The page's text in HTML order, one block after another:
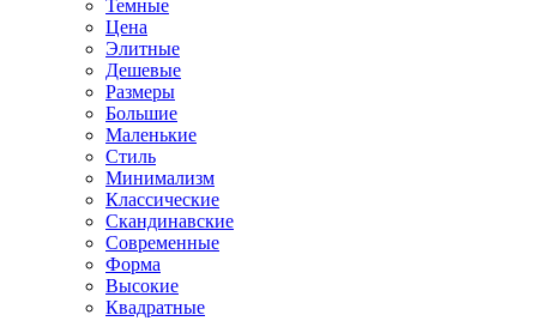
Темные
Цена
Элитные
Дешевые
Размеры
Большие
Маленькие
Стиль
Минимализм
Классические
Скандинавские
Современные
Форма
Высокие
Квадратные